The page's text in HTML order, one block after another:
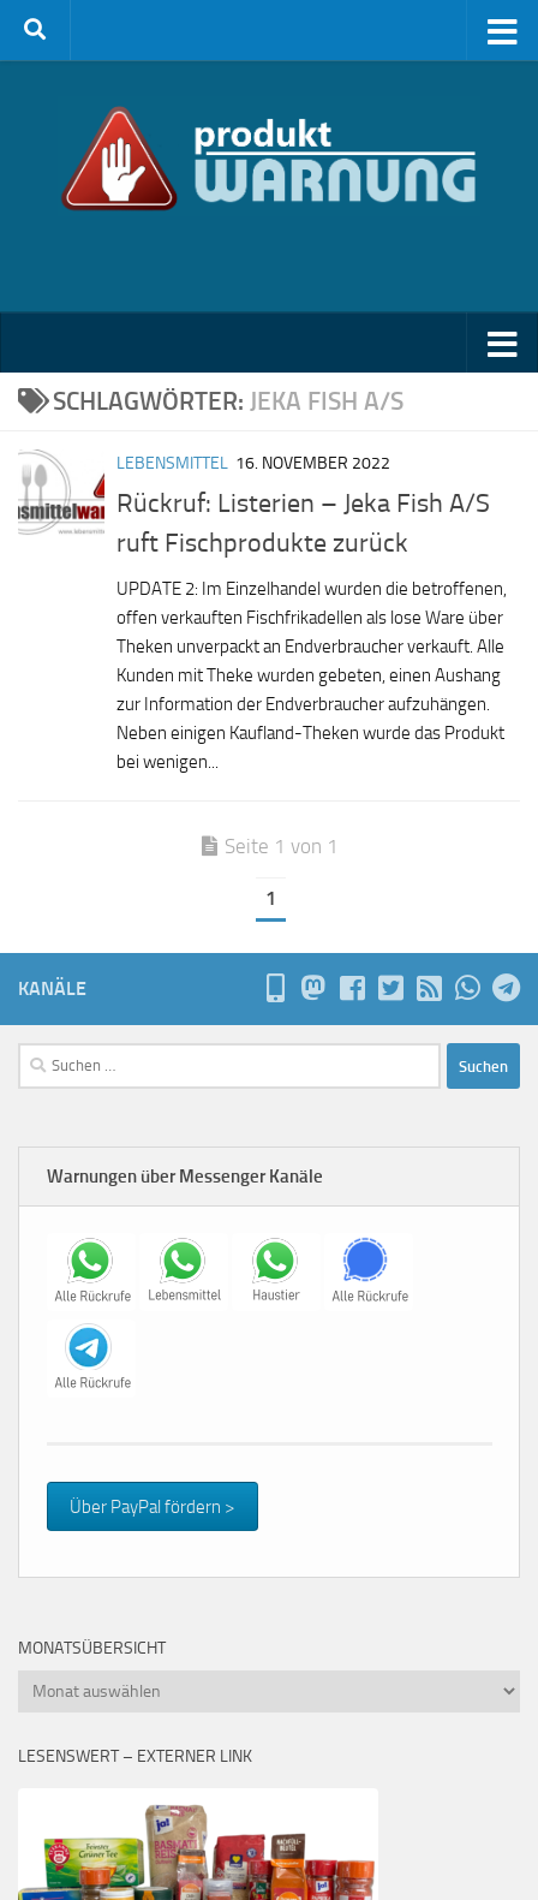
Zum Inhalt springen
SCHLAGWÖRTER: JEKA FISH A/S
LEBENSMITTEL 16. NOVEMBER 2022
Rückruf: Listerien – Jeka Fish A/S
ruft Fischprodukte zurück
UPDATE 2: Im Einzelhandel wurden die betroffenen,
offen verkauften Fischfrikadellen als lose Ware über
Theken unverpackt an Endverbraucher verkauft. Alle
Kunden mit Theke wurden gebeten, einen Aushang
zur Information der Endverbraucher aufzuhängen.
Neben einigen Kaufland-Theken wurde das Produkt
bei wenigen...
Seite 1 von 1
1
KANÄLE
Suchen
nach:
Warnungen über Messenger Kanäle
Über PayPal fördern >
MONATSÜBERSICHT
Monatsübersicht
LESENSWERT – EXTERNER LINK